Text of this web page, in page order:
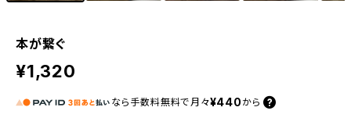
本が繋ぐ
¥1,320
なら 手数料無料で 月々¥440 から